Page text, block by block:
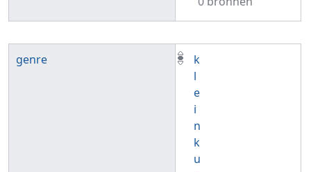
genre
k
l
e
i
n
k
u